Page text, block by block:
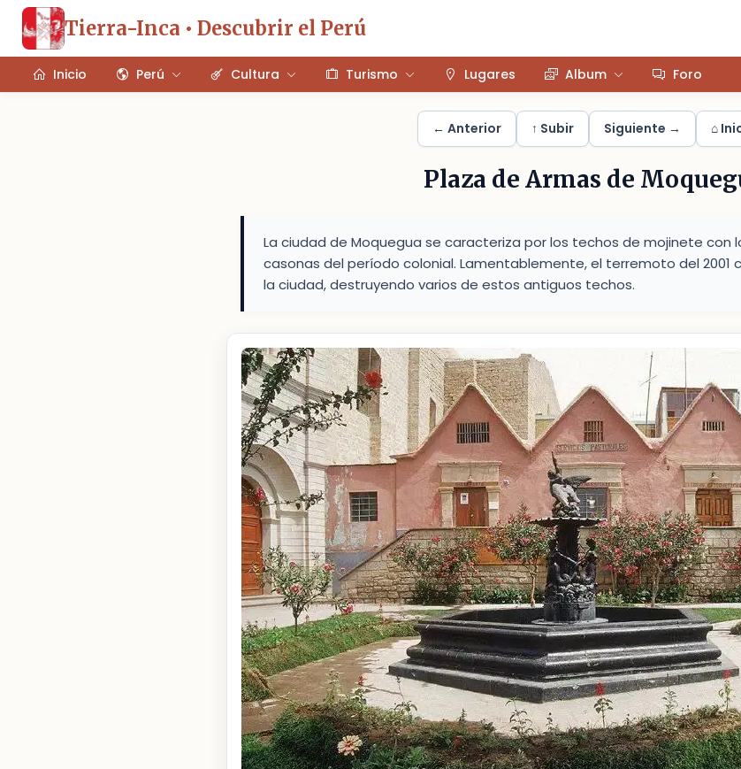
Tierra-Inca • Descubrir el Perú
Inicio Perú Cultura Turismo Lugares Album Foro
← Anterior ↑ Subir Siguiente → ⌂
Plaza de Armas de
La ciudad de Moquegua se caracteriza por los techos de mojinete con
casonas del período colonial. Lamentablemente, el terremoto del 2001
la ciudad, destruyendo varios de estos antiguos techos.